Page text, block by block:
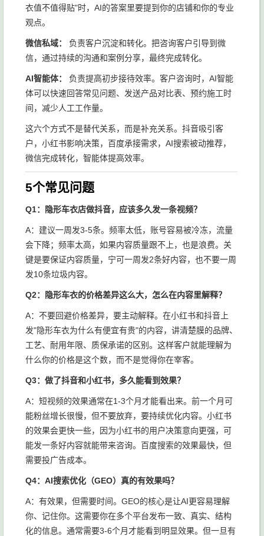
衣值不值得贴"时，AI的答案里要提到你的店铺和你的专业
观点。
微信私域：
负责客户沉淀和转化。把咨询客户引导到微
信，通过持续的沟通和案例分享，最终完成转化。
AI智能体：
负责提高初步接待效率。客户咨询时，AI智能
体可以快速回答常见问题、发送产品对比表、预约施工时
间，减少人工工作量。
这六个方式不是替代关系，而是补充关系。抖音吸引客
户，小红书影响决策，百度承接需求，AI搜索被动推荐，
微信完成转化，智能体提高效率。
5个常见问题
Q1：隐形车衣店做抖音，应该多久发一条视频？
A：建议一周发3-5条。频率太低，账号容易被冷冻，流量
会下降；频率太高，如果内容质量跟不上，也是浪费。关
键是要保证内容质量，宁可一周发2条好内容，也不要一周
发10条垃圾内容。
Q2：隐形车衣的价格差异这么大，怎么在内容里解释？
A：不要回避价格差异，要主动解释。在小红书和抖音上
发"隐形车衣为什么有便宜有贵"的内容，讲清楚膜的品牌、
工艺、耐用年限、质保承诺的区别。这样客户就能理解为
什么你的价格是这个数，而不是觉得你在宰客。
Q3：做了抖音和小红书，多久能看到效果？
A：短视频的效果通常在1-3个月才能看出来。前一个月可
能粉丝增长很慢，但不要放弃，要持续优化内容。小红书
的效果会更快一些，因为小红书的用户决策意向更强，可
能发一条好内容就能带来咨询。百度搜索的效果最快，但
需要投广告成本。
Q4：AI搜索优化（GEO）真的有效果吗？
A：有效果，但需要时间。GEO的核心是让AI更容易理解
你、记住你。这需要你在多个平台发布一致、真实、结构
化的信息。通常需要3-6个月才能看到明显效果。但一旦有